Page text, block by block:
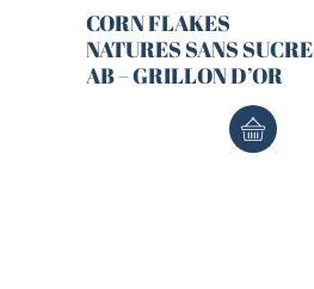
CORN FLAKES
NATURES SANS SUCRE
AB – GRILLON D’OR